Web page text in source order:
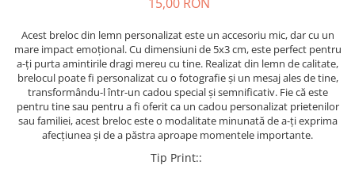
Semne de Carte
Articole pentru copii
Puzzle
Stickere
Trofee
Acest breloc din lemn personalizat este un accesoriu mic, dar cu un
mare impact emoțional. Cu dimensiuni de 5x3 cm, este perfect pentru
a-ți purta amintirile dragi mereu cu tine. Realizat din lemn de calitate,
brelocul poate fi personalizat cu o fotografie și un mesaj ales de tine,
transformându-l într-un cadou special și semnificativ. Fie că este
pentru tine sau pentru a fi oferit ca un cadou personalizat prietenilor
sau familiei, acest breloc este o modalitate minunată de a-ți exprima
afecțiunea și de a păstra aproape momentele importante.
Tip Print::